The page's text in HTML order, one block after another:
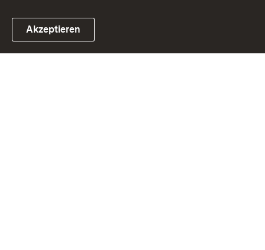
Link zum Landesportal
Akzeptieren